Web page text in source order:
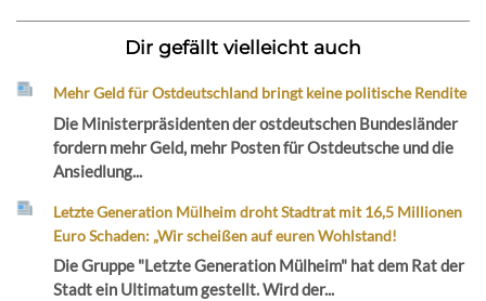
Dir gefällt vielleicht auch
Mehr Geld für Ostdeutschland bringt keine politische Rendite
Die Ministerpräsidenten der ostdeutschen Bundesländer
fordern mehr Geld, mehr Posten für Ostdeutsche und die
Ansiedlung...
Letzte Generation Mülheim droht Stadtrat mit 16,5 Millionen
Euro Schaden: „Wir scheißen auf euren Wohlstand!
Die Gruppe "Letzte Generation Mülheim" hat dem Rat der
Stadt ein Ultimatum gestellt. Wird der...